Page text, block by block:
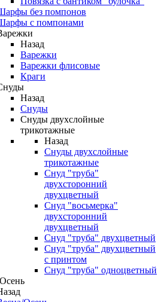
без помпонов
с помпонами
Назад
Варежки
Варежки флисовые
Краги
Назад
Снуды
Снуды двухслойные
трикотажные
Назад
Снуды двухслойные
трикотажные
Снуд "труба"
двухсторонний
двухцветный
Снуд "восьмерка"
двухсторонний
двухцветный
Снуд "труба" двухцветный
Снуд "труба" двухцветный
с принтом
Снуд "труба" одноцветный